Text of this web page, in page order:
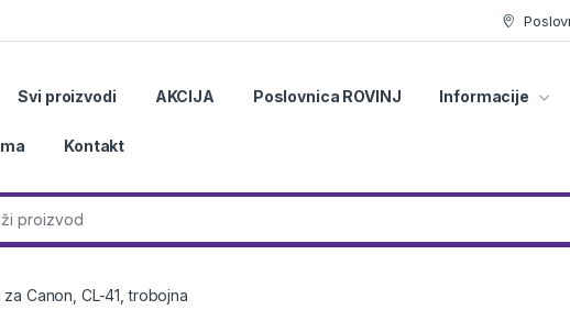
Svi proizvodi AKCIJA Poslovnica ROVINJ Informacije
Kontakt
za Canon, CL-41, trobojna